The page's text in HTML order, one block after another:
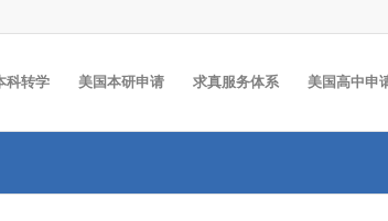
科转学 美国本研申请 求真服务体系 美国高中申